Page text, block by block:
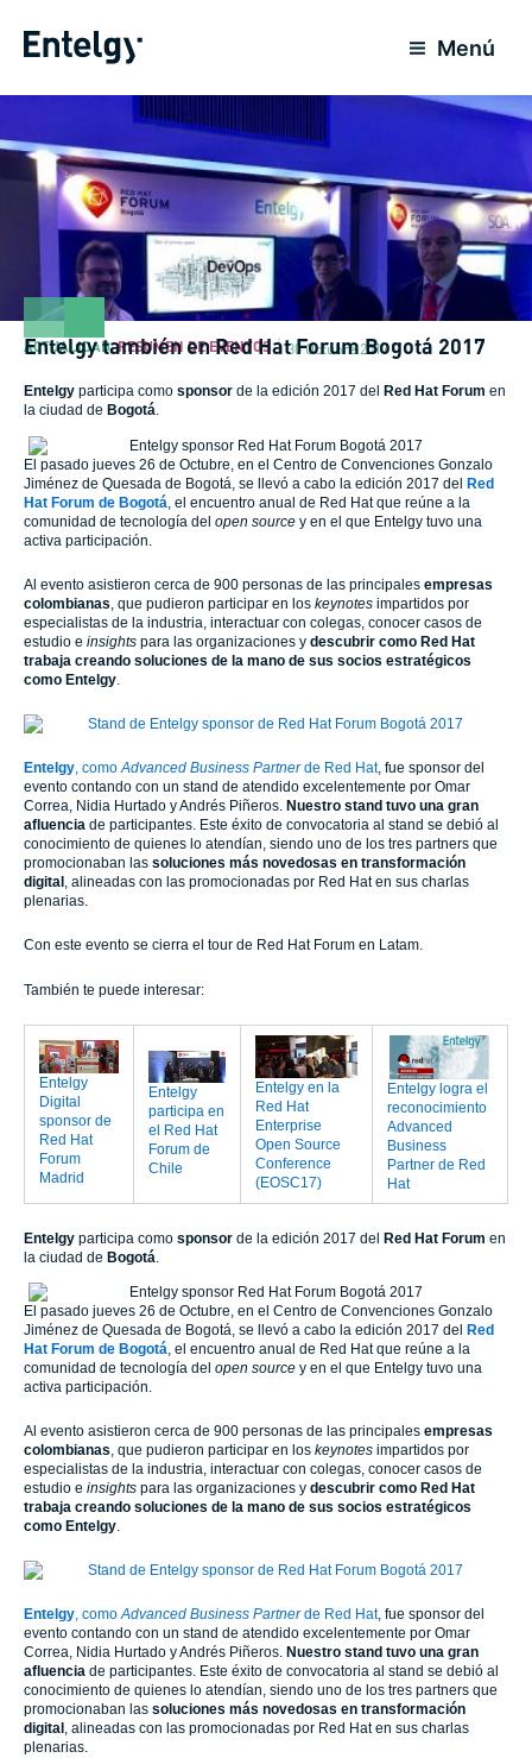
Menú
ACTUALIDAD,RESUMEN DE EVENTOS 30 Octubre 2017
Entelgy también en Red Hat Forum Bogotá 2017
Entelgy participa como sponsor de la edición 2017 del Red Hat Forum en
la ciudad de Bogotá.
El pasado jueves 26 de Octubre, en el Centro de Convenciones Gonzalo
Jiménez de Quesada de Bogotá, se llevó a cabo la edición 2017 del Red
Hat Forum de Bogotá , el encuentro anual de Red Hat que reúne a la
comunidad de tecnología del open source y en el que Entelgy tuvo una
activa participación.
Al evento asistieron cerca de 900 personas de las principales empresas
colombianas , que pudieron participar en los keynotes impartidos por
especialistas de la industria, interactuar con colegas, conocer casos de
estudio e insights para las organizaciones y descubrir como Red Hat
trabaja creando soluciones de la mano de sus socios estratégicos
como Entelgy
Entelgy , como Advanced Business Partnerde Red Hat, fue sponsor del
evento contando con un stand de atendido excelentemente por Omar
Correa, Nidia Hurtado y Andrés Piñeros. Nuestro stand tuvo una gran
afluencia de participantes. Este éxito de convocatoria al stand se debió al
conocimiento de quienes lo atendían, siendo uno de los tres partners que
promocionaban las soluciones más novedosas en transformación
digital , alineadas con las promocionadas por Red Hat en sus charlas
plenarias.
Con este evento se cierra el tour de Red Hat Forum en Latam.
También te puede interesar:
Entelgy
Digital
sponsor de
Red Hat
Forum
Madrid
Entelgy
participa en
el Red Hat
Forum de
Chile
Entelgy en la
Red Hat
Enterprise
Open Source
Conference
(EOSC17)
Entelgy logra el
reconocimiento
Advanced
Business
Partner de Red
Hat
Entelgy participa como sponsor de la edición 2017 del Red Hat Forum en
la ciudad de Bogotá
El pasado jueves 26 de Octubre, en el Centro de Convenciones Gonzalo
Jiménez de Quesada de Bogotá, se llevó a cabo la edición 2017 del
Red
Hat Forum de Bogotá, el encuentro anual de Red Hat que reúne a la
comunidad de tecnología del open source y en el que Entelgy tuvo una
activa participación.
Al evento asistieron cerca de 900 personas de las principales empresas
colombianas, que pudieron participar en los keynotes impartidos por
especialistas de la industria, interactuar con colegas, conocer casos de
estudio e insights para las organizaciones y descubrir como Red Hat
trabaja creando soluciones de la mano de sus socios estratégicos
como Entelgy.
Entelgy, comoAdvanced Business Partnerde Red Hat, fue sponsor del
evento contando con un stand de atendido excelentemente por Omar
Correa, Nidia Hurtado y Andrés Piñeros. Nuestro stand tuvo una gran
afluencia de participantes. Este éxito de convocatoria al stand se debió al
conocimiento de quienes lo atendían, siendo uno de los tres partners que
promocionaban las soluciones más novedosas en transformación
digital , alineadas con las promocionadas por Red Hat en sus charlas
plenarias.